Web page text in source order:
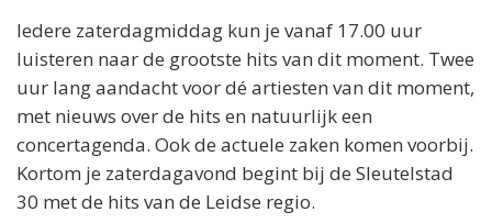
Iedere zaterdagmiddag kun je vanaf 17.00 uur
luisteren naar de grootste hits van dit moment. Twee
uur lang aandacht voor dé artiesten van dit moment,
met nieuws over de hits en natuurlijk een
concertagenda. Ook de actuele zaken komen voorbij.
Kortom je zaterdagavond begint bij de Sleutelstad
30 met de hits van de Leidse regio.